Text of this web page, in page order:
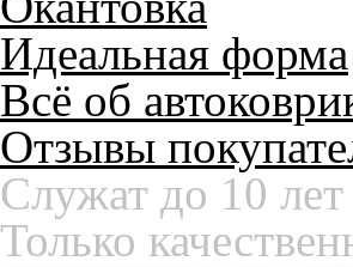
Идеальная форма
Всё об
Отзывы
Служат до 10 лет
Только